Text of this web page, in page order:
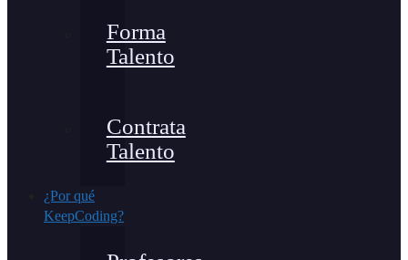
Forma
Talento
Contrata
Talento
¿Por qué
KeepCoding?